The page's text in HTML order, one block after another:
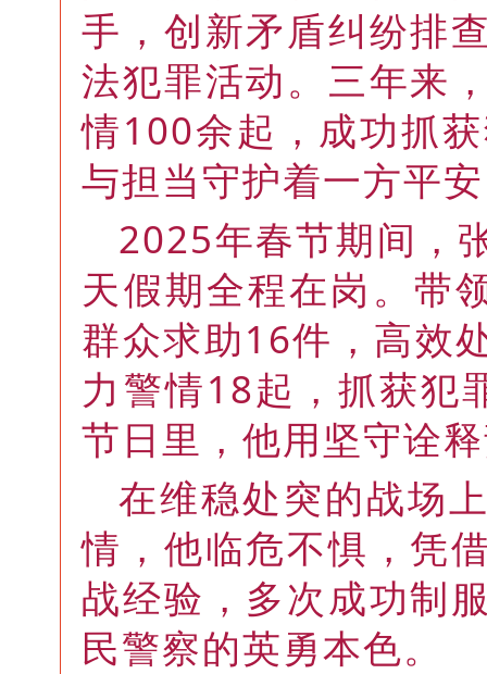
手，创新矛盾纠纷排
法犯罪活动。三年来
情100余起，成功抓
与担当守护着一方平
2025年春节期间，
天假期全程在岗。带
群众求助16件，高效
力警情18起，抓获犯
节日里，他用坚守诠
在维稳处突的战场
情，他临危不惧，凭
战经验，多次成功制
民警察的英勇本色。